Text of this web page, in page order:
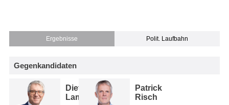
Ergebnisse Polit. Laufbahn
Gegenkandidaten
Dietmar
Lampert
Patrick
Risch